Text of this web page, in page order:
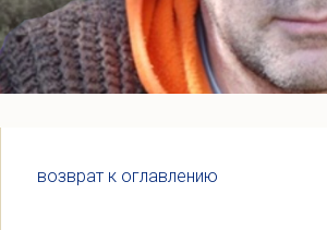
возврат к оглавлению